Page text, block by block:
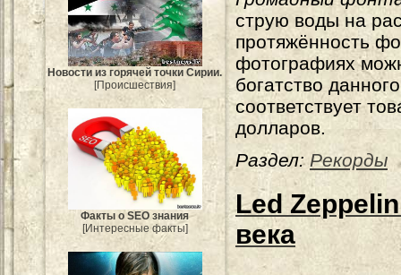
Новости из горячей точки Сирии.
[Происшествия]
Факты о SEO знания
[Интересные факты]
струю воды на
протяжённость
фотографиях
богатство
соответствует
долларов.
Раздел: Рекорды
Led
века